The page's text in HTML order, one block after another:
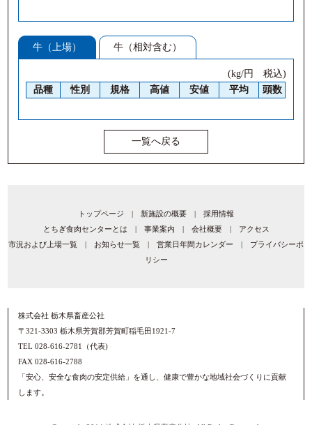
牛（上場） 牛（相対含む）
(kg/円 税込)
品種
性別 規格 高値 安値 平均 頭数
一覧へ戻る
トップページ | 新施設の概要 | 採用情報
とちぎ食肉センターとは | 事業案内 | 会社概要|
アクセス
市況および上場一覧 | お知らせ一覧 | 営業日年間カレンダー | プライバシーポ
リシー
株式会社 栃木県畜産公社
〒321-3303 栃木県芳賀郡芳賀町稲毛田1921-7
TEL 028-616-2781（代表)
FAX 028-616-2788
「安心、安全な食肉の安定供給」を通し、健康で豊かな地域社会づくりに貢献
します。